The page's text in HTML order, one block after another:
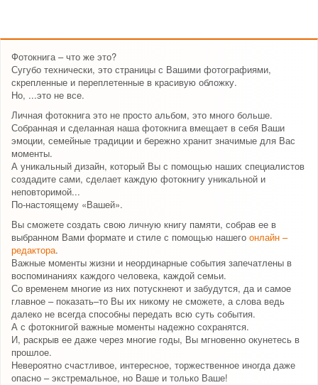
Фотокнига – что же это?
Сугубо технически, это страницы с Вашими фотографиями,
скрепленные и переплетенные в красивую обложку.
Но, ...это не все.
Личная фотокнига это не просто альбом, это много больше.
Собранная и сделанная наша фотокнига вмещает в себя Ваши
эмоции, семейные традиции и бережно хранит значимые для Вас
моменты.
А уникальный дизайн, который Вы с помощью наших специалистов
создадите сами, сделает каждую фотокнигу уникальной и
неповторимой...
По-настоящему «Вашей».
Вы сможете создать свою личную книгу памяти, собрав ее в
выбранном Вами формате и стиле с помощью нашего онлайн –
редактора.
Важные моменты жизни и неординарные события запечатлены в
воспоминаниях каждого человека, каждой семьи.
Со временем многие из них потускнеют и забудутся, да и самое
главное – показать–то Вы их никому не сможете, а слова ведь
далеко не всегда способны передать всю суть события.
А с фотокнигой важные моменты надежно сохранятся.
И, раскрыв ее даже через многие годы, Вы мгновенно окунетесь в
прошлое.
Невероятно счастливое, интересное, торжественное иногда даже
опасно – экстремальное, но Ваше и только Ваше!